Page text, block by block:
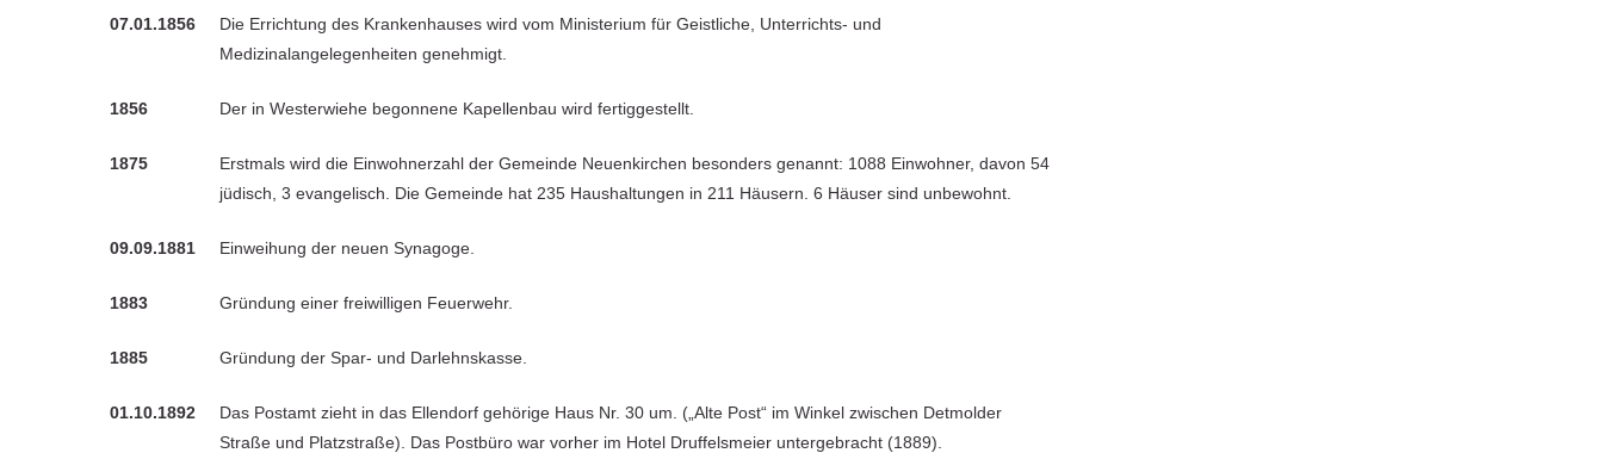
07.01.1856
Die Errichtung des Krankenhauses wird vom Ministerium für Geistliche, Unterrichts- und
Medizinalangelegenheiten genehmigt.
1856 Der in Westerwiehe begonnene Kapellenbau wird fertiggestellt.
1875
Erstmals wird die Einwohnerzahl der Gemeinde Neuenkirchen besonders genannt: 1088 Einwohner, davon 54
jüdisch, 3 evangelisch. Die Gemeinde hat 235 Haushaltungen in 211 Häusern. 6 Häuser sind unbewohnt.
09.09.1881 Einweihung der neuen Synagoge.
1883 Gründung einer freiwilligen Feuerwehr.
1885 Gründung der Spar- und Darlehnskasse.
01.10.1892
Das Postamt zieht in das Ellendorf gehörige Haus Nr. 30 um. („Alte Post“ im Winkel zwischen Detmolder
Straße und Platzstraße). Das Postbüro war vorher im Hotel Druffelsmeier untergebracht (1889).